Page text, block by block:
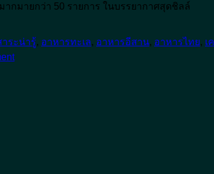
กมายกว่า 50 รายการ ในบรรยากาศสุดชิลล์
าระน่ารู้, อาหารทะเล, อาหารอีสาน, อาหารไทย, เ